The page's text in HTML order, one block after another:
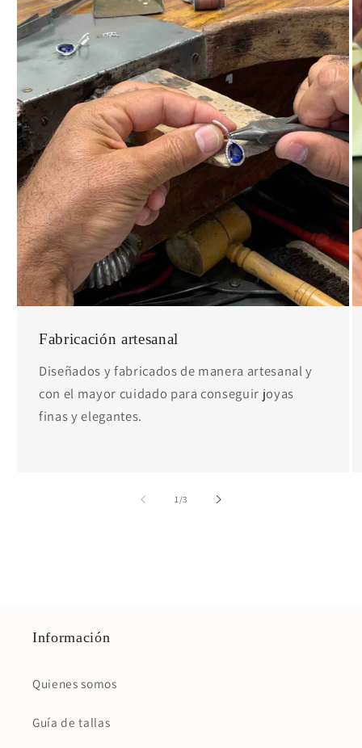
Fabricación artesanal
Diseñados y fabricados de manera artesanal y
con el mayor cuidado para conseguir joyas
finas y elegantes.
1/de
3
Información
Quienes somos
Guía de tallas